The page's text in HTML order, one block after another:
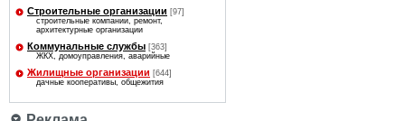
Строительные организации [97]
строительные компании, ремонт,
архитектурные организации
Коммунальные службы [363]
ЖКХ, домоуправления, аварийные
Жилищные организации [644]
дачные кооперативы, общежития